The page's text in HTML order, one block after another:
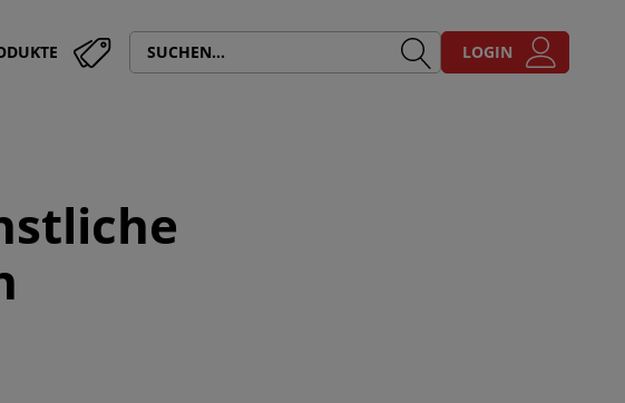
LOGIN